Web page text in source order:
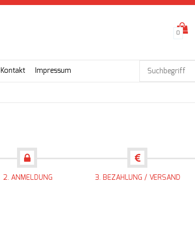
0
Kontakt Impressum
2. ANMELDUNG 3. BEZAHLUNG / VERSAND